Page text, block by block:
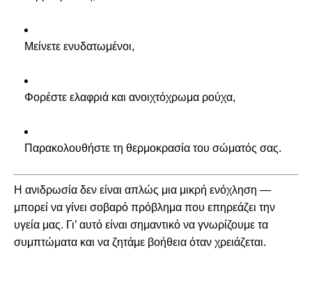
Μείνετε ενυδατωμένοι,
Φορέστε ελαφριά και ανοιχτόχρωμα ρούχα,
Παρακολουθήστε τη θερμοκρασία του σώματός σας.
Η ανιδρωσία δεν είναι απλώς μια μικρή ενόχληση —
μπορεί να γίνει σοβαρό πρόβλημα που επηρεάζει την
υγεία μας. Γι’ αυτό είναι σημαντικό να γνωρίζουμε τα
συμπτώματα και να ζητάμε βοήθεια όταν χρειάζεται.